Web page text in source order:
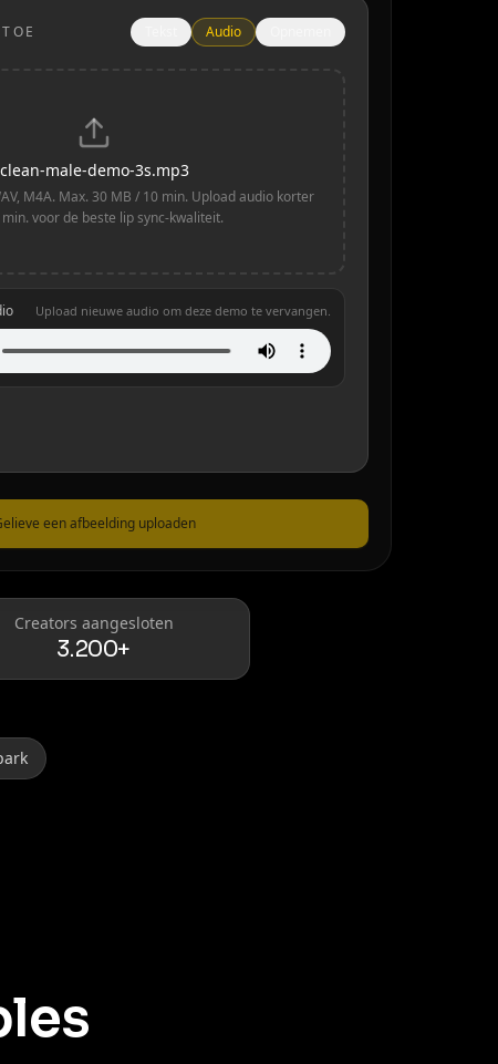
Audio
clean-male-demo-3s.mp3
M4A. Max. 30 MB / 10 min. Upload audio korter
voor de beste lip sync-kwaliteit.
Upload nieuwe audio om deze demo te vervangen.
een afbeelding uploaden
Creators aangesloten
3.200+